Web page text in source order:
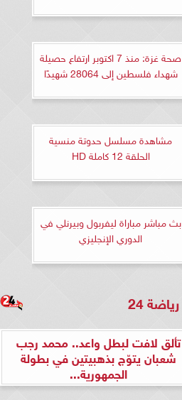
صحة غزة: منذ 7 اكتوبر ارتفاع حصيلة
شهداء فلسطين إلى 28064 شهيدًا
مشاهدة مسلسل حدوتة منسية
الحلقة 12 كاملة HD
بث مباشر مباراة ليفربول وبيرنلي في
الدوري الإنجليزي
رياضة 24
تألق لافت لبطل واعد.. محمد رجب
شعبان يتوّج بذهبيتين في بطولة
الجمهورية...